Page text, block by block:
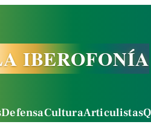
IBEROFONÍA
DefensaCulturaArticulistas